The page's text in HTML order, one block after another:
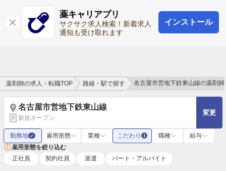
薬キャリアプリ
サクサク求人検索！新着求人
通知も受け取れます
インストール
ログイン 会員登録
薬剤師の求人・転職TOP 路線・駅で探す 名古屋市営地下鉄東山線の薬剤師
名古屋市営地下鉄東山線
新規オープン
変更
勤務地 ✓ 雇用形態 業種 こだわり 1 職種
給与
雇用形態を絞り込む
正社員
契約社員 派遣 パート・アルバイト